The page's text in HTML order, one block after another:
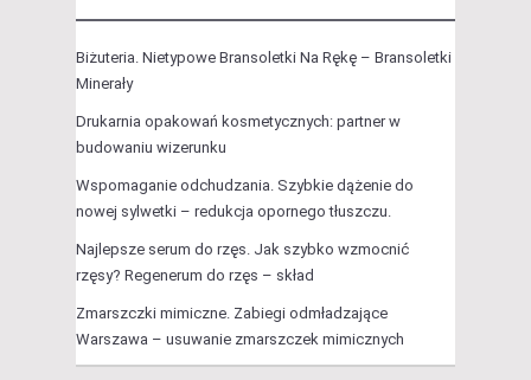
Biżuteria. Nietypowe Bransoletki Na Rękę – Bransoletki
Minerały
Drukarnia opakowań kosmetycznych: partner w
budowaniu wizerunku
Wspomaganie odchudzania. Szybkie dążenie do
nowej sylwetki – redukcja opornego tłuszczu.
Najlepsze serum do rzęs. Jak szybko wzmocnić
rzęsy? Regenerum do rzęs – skład
Zmarszczki mimiczne. Zabiegi odmładzające
Warszawa – usuwanie zmarszczek mimicznych